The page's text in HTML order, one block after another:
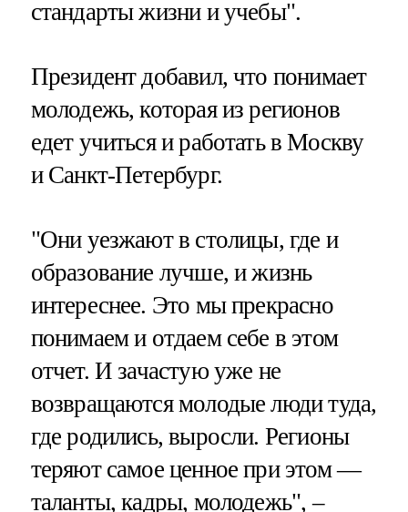
стандарты жизни и учебы".
Президент добавил, что понимает
молодежь, которая из регионов
едет учиться и работать в Москву
и Санкт-Петербург.
"Они уезжают в столицы, где и
образование лучше, и жизнь
интереснее. Это мы прекрасно
понимаем и отдаем себе в этом
отчет. И зачастую уже не
возвращаются молодые люди туда,
где родились, выросли. Регионы
теряют самое ценное при этом —
таланты, кадры, молодежь", –